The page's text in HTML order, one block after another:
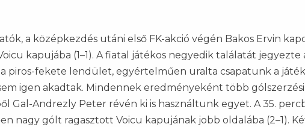
a középkezdés utáni első FK-akció végén Bakos Ervin
kapujába (1–1). A fiatal játékos negyedik találatát jegyezte
piros-fekete lendület, egyértelműen uralta csapatunk a
igen akadtak. Mindennek eredményeként több
Gal-Andrezly Peter révén ki is használtunk egyet. A 35.
nagy gólt ragasztott Voicu kapujának jobb oldalába (2–1).